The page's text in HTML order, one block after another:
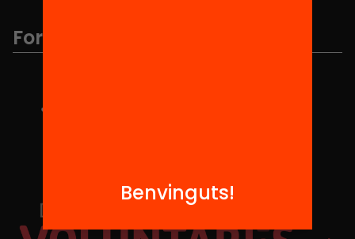
Formem part de...
Benvinguts!